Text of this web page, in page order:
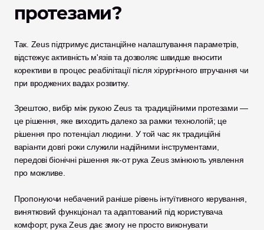
протезами?
Так. Zeus підтримує дистанційне налаштування параметрів,
відстежує активність м'язів та дозволяє швидше вносити
корективи в процес реабілітації після хірургічного втручання чи
при вроджених вадах розвитку.
Зрештою, вибір між рукою Zeus та традиційними протезами —
це рішення, яке виходить далеко за рамки технологій; це
рішення про потенціал людини. У той час як традиційні
варіанти довгі роки служили надійними інструментами,
передові біонічні рішення як-от рука Zeus змінюють уявлення
про можливе.
Пропонуючи небачений раніше рівень інтуїтивного керування,
винятковий функціонал та адаптований під користувача
комфорт, рука Zeus дає змогу не просто виконувати